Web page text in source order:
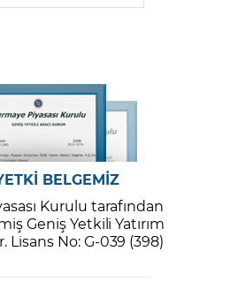
BELGEMİZ
Kurulu tarafından
Geniş Yetkili Yatırım
Lisans No: G-039 (398)